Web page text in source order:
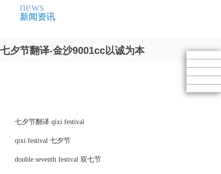
news
新闻资讯
七夕节翻译-金沙9001cc以诚为本
七夕节翻译 qixi festival
qixi festival 七夕节
double seventh festival 双七节